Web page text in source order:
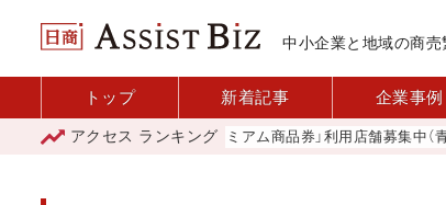
中小企業と地域の商売
トップ 新着記事 企業事例
アクセス ランキング
「青森市プレミアム商品券」利用店舗募集中（青森商